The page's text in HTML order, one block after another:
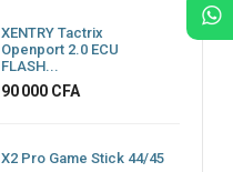
XENTRY Tactrix
Openport 2.0 ECU
FLASH...
Prix
90 000 CFA
X2 Pro Game Stick 44/45